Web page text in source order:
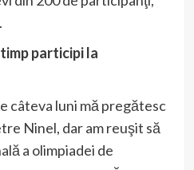
participi la
câteva luni mă pregătesc
Ninel, dar am reuşit să
a olimpiadei de